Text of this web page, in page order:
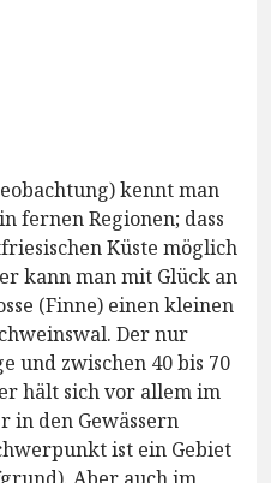
kennt man
fernen Regionen; dass
Küste möglich
kann man mit Glück an
(Finne) einen kleinen
Der nur
und zwischen 40 bis 70
hält sich vor allem im
in den Gewässern
ist ein Gebiet